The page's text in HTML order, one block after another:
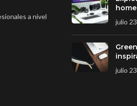
a nivel
julio
julio